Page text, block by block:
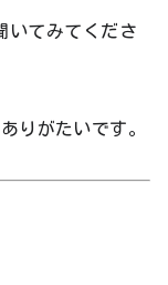
いてみてくださ
りがたいです。